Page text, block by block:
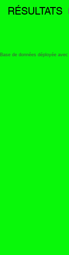
RÉSULTATS
Base de données déployée avec